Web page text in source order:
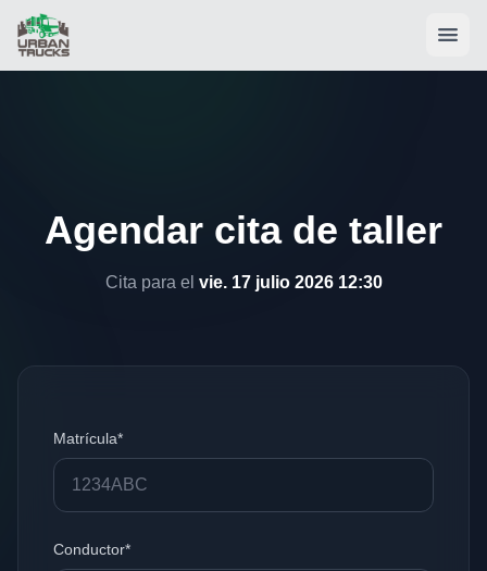
Agendar cita de taller
Cita para el vie. 17 julio 2026 12:30
Matrícula*
Conductor*